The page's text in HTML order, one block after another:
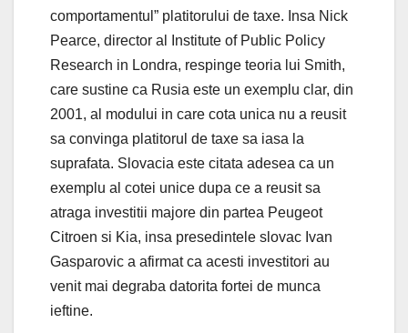
comportamentul” platitorului de taxe. Insa Nick
Pearce, director al Institute of Public Policy
Research in Londra, respinge teoria lui Smith,
care sustine ca Rusia este un exemplu clar, din
2001, al modului in care cota unica nu a reusit
sa convinga platitorul de taxe sa iasa la
suprafata. Slovacia este citata adesea ca un
exemplu al cotei unice dupa ce a reusit sa
atraga investitii majore din partea Peugeot
Citroen si Kia, insa presedintele slovac Ivan
Gasparovic a afirmat ca acesti investitori au
venit mai degraba datorita fortei de munca
ieftine.